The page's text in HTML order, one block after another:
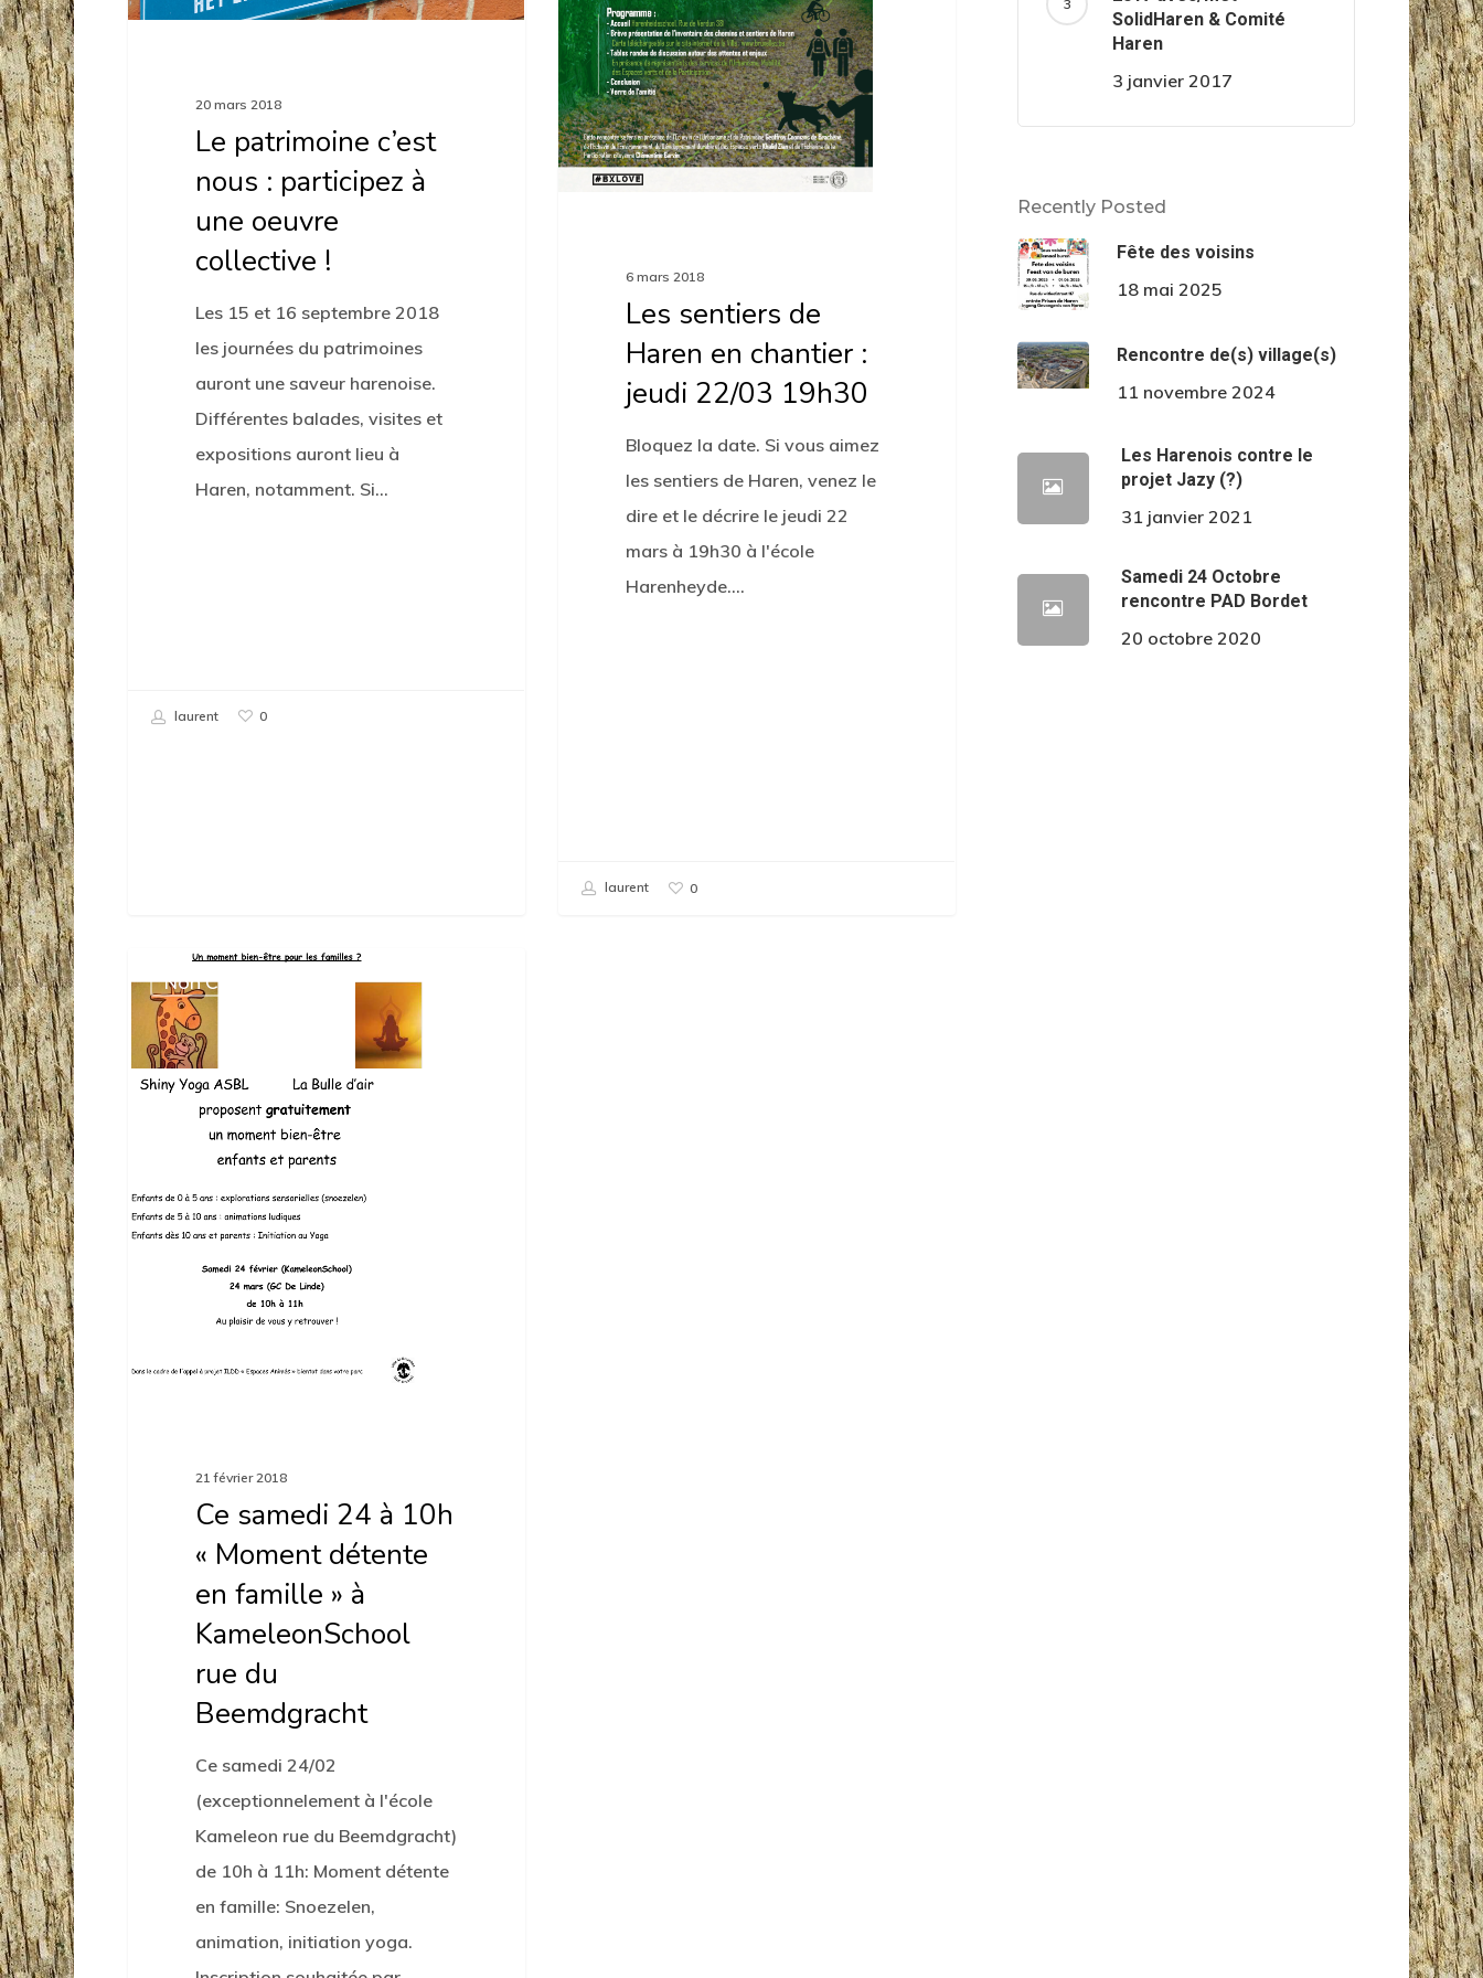
une
20 mars 2018
Le patrimoine c’est
nous : participez à
une oeuvre
collective !
Les 15 et 16 septembre 2018
les journées du patrimoines
auront une saveur harenoise.
Différentes balades, visites et
expositions auront lieu à
Haren, notamment. Si…
laurent 0
jeudi
22/03
19h30
6 mars 2018
Les sentiers de
Haren en chantier :
jeudi 22/03 19h30
Bloquez la date. Si vous aimez
les sentiers de Haren, venez le
dire et le décrire le jeudi 22
mars à 19h30 à l'école
Harenheyde.…
laurent 0
samedi
à
en
famille »
KameleonSchool
Non Classé
21 février 2018
Ce samedi 24 à 10h
« Moment détente
en famille » à
KameleonSchool
rue du
Beemdgracht
Ce samedi 24/02
(exceptionnelement à l'école
Kameleon rue du Beemdgracht)
de 10h à 11h: Moment détente
en famille: Snoezelen,
animation, initiation yoga.
SolidHaren & Comité
Haren
3 janvier 2017
Recently Posted
Fête des voisins
18 mai 2025
Rencontre de(s) village(s)
11 novembre 2024
Les Harenois contre le
projet Jazy (?)
31 janvier 2021
Samedi 24 Octobre
rencontre PAD Bordet
20 octobre 2020